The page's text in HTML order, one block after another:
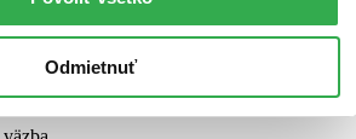
Odmietnuťpredpokladom jej riešenia je
a riadenia verejných výdavkov...